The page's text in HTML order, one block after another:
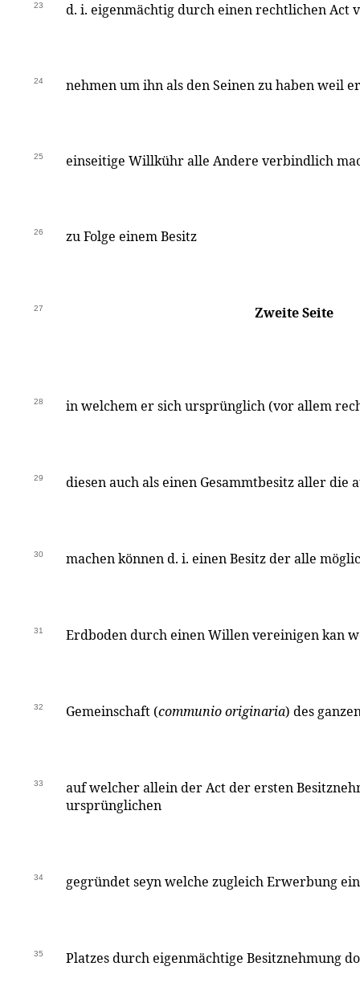
23 d. i. eigenmächtig durch einen rechtlichen Act
24 nehmen um ihn als den Seinen zu haben weil
25 einseitige Willkühr alle Andere verbindlich
26 zu Folge einem Besitz
27 Zweite Seite
28 in welchem er sich ursprünglich (vor allem
29 diesen auch als einen Gesammtbesitz aller die
30 machen können d. i. einen Besitz der alle
31 Erdboden durch einen Willen vereinigen kan
32 Gemeinschaft (communio originaria) des
33
auf welcher allein der Act der ersten
ursprünglichen
34 gegründet seyn welche zugleich Erwerbung
35 Platzes durch eigenmächtige Besitznehmung